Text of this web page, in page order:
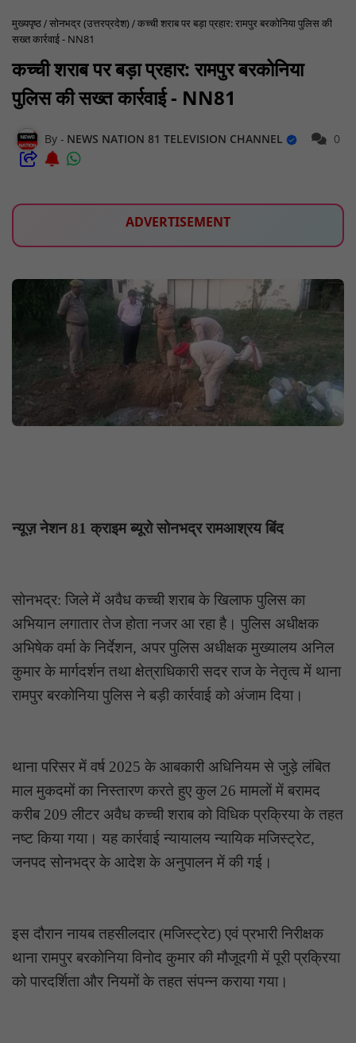
मुख्यपृष्ठ सोनभद्र (उत्तरप्रदेश) कच्ची शराब पर बड़ा प्रहार: रामपुर बरकोनिया पुलिस की
सख्त कार्रवाई - NN81
कच्ची शराब पर बड़ा प्रहार: रामपुर बरकोनिया
पुलिस की सख्त कार्रवाई - NN81
NEWS NATION 81 TELEVISION CHANNEL 0
ADVERTISEMENT
न्यूज़ नेशन 81 क्राइम ब्यूरो सोनभद्र रामआश्रय बिंद
सोनभद्र: जिले में अवैध कच्ची शराब के खिलाफ पुलिस का
अभियान लगातार तेज होता नजर आ रहा है। पुलिस अधीक्षक
अभिषेक वर्मा के निर्देशन, अपर पुलिस अधीक्षक मुख्यालय अनिल
कुमार के मार्गदर्शन तथा क्षेत्राधिकारी सदर राज के नेतृत्व में थाना
रामपुर बरकोनिया पुलिस ने बड़ी कार्रवाई को अंजाम दिया।
थाना परिसर में वर्ष 2025 के आबकारी अधिनियम से जुड़े लंबित
माल मुकदमों का निस्तारण करते हुए कुल 26 मामलों में बरामद
करीब 209 लीटर अवैध कच्ची शराब को विधिक प्रक्रिया के तहत
नष्ट किया गया। यह कार्रवाई न्यायालय न्यायिक मजिस्ट्रेट,
जनपद सोनभद्र के आदेश के अनुपालन में की गई।
इस दौरान नायब तहसीलदार (मजिस्ट्रेट) एवं प्रभारी निरीक्षक
थाना रामपुर बरकोनिया विनोद कुमार की मौजूदगी में पूरी प्रक्रिया
को पारदर्शिता और नियमों के तहत संपन्न कराया गया।